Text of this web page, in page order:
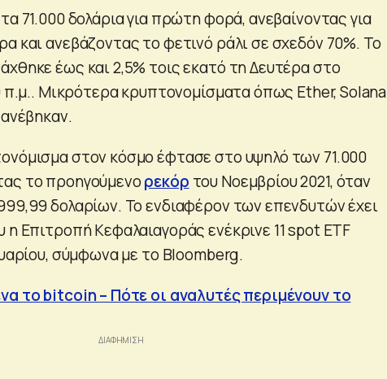
71.000 δολάρια για πρώτη φορά, ανεβαίνοντας για
και ανεβάζοντας το φετινό ράλι σε σχεδόν 70%. Το
έως και 2,5% τοις εκατό τη Δευτέρα στο
π.μ.. Μικρότερα κρυπτονομίσματα όπως Ether, Solana
στον κόσμο έφτασε στο υψηλό των 71.000
τo προηγούμενορεκόρ του Νοεμβρίου 2021, όταν
δολαρίων. Το ενδιαφέρον των επενδυτών έχει
Επιτροπή Κεφαλαιαγοράς ενέκρινε 11 spot ETF
σύμφωνα με το Bloomberg.
το bitcoin – Πότε οι αναλυτές περιμένουν το